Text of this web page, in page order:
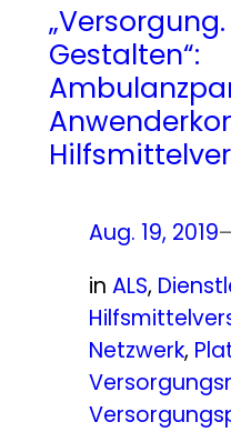
Gestalten“:
Aug. 19, 2019
in ALS,
Netzwerk,